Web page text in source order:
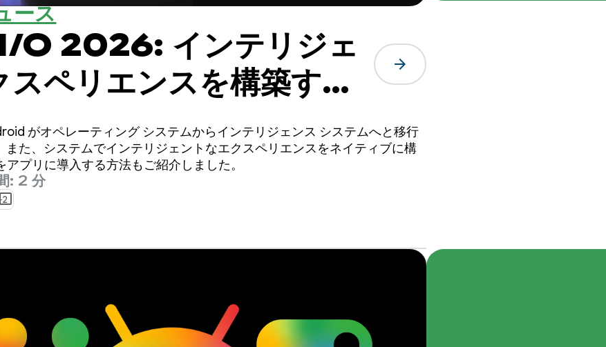
ース
2026: インテリジェ
スペリエンスを構築する
の AI に関する主
ート
arrow_forward
がオペレーティング システムからインテリジェンス システムへと移行
また、システムでインテリジェントなエクスペリエンスをネイティブに構
プリに導入する方法もご紹介しました。
: 2 分